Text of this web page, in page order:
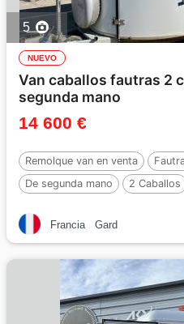
5
NUEVO
Van caballos fautras 2
segunda mano
14 600 €
Remolque van en venta
De segunda mano
2 Caballos
Francia Gard